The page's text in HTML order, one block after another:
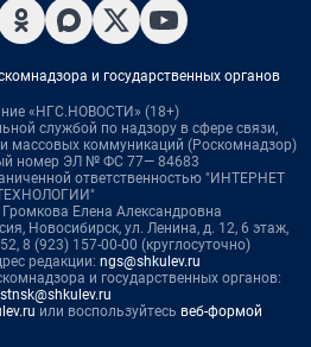
и государственных органов
«НГС.НОВОСТИ» (18+)
службой по надзору в сфере связи,
массовых коммуникаций (Роскомнадзор)
номер ЭЛ № ФС 77— 84683
ответственностью "ИНТЕРНЕТ
Елена Александровна
Новосибирск, ул. Ленина, д. 12, 6 этаж,
8 (923) 157-00-00 (круглосуточно)
редакции: ngs@shkulev.ru
и государственных органов:
или воспользуйтесь веб-формой